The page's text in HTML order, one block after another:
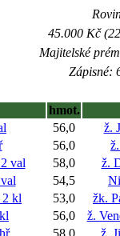
45.000 Kč
Majitelské
Zápisné:
hmot.
56,0
ž.
56,0
val 58,0
ž.
54,5
kl 53,0
žk.
56,0
ž.
58,0
ž.